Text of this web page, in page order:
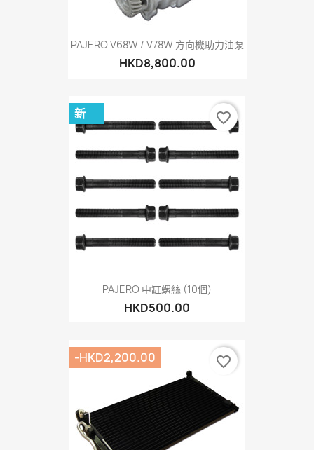
PAJERO V68W / V78W 方向機助力油泵
HKD8,800.00
PAJERO 中缸螺絲 (10個)
HKD500.00
新 favorite_border
-HKD2,200.00 favorite_border